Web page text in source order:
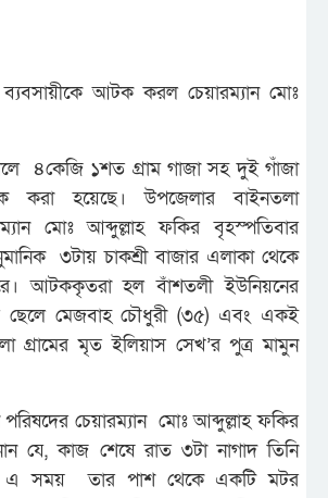
আটক করল চেয়ারম্যান মোঃ
৪কেজি ১শত গ্রাম গাজা সহ দুই গাঁজা
করা হয়েছে। উপজেলার বাইনতলা
মোঃ আব্দুল্লাহ ফকির বৃহস্পতিবার
৩টায় চাকশ্রী বাজার এলাকা থেকে
আটককৃতরা হল বাঁশতলী ইউনিয়নের
ছেলে মেজবাহ চৌধুরী (৩৫) এবং একই
গ্রামের মৃত ইলিয়াস সেখ’র পুত্র মামুন
চেয়ারম্যান মোঃ আব্দুল্লাহ ফকির
যে, কাজ শেষে রাত ৩টা নাগাদ তিনি
এ সময় তার পাশ থেকে একটি মটর